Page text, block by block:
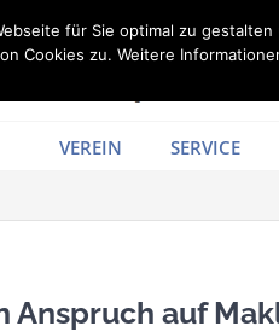
VEREIN SERVICE
Anspruch auf
für Sie optimal zu
Cookies zu. Weitere